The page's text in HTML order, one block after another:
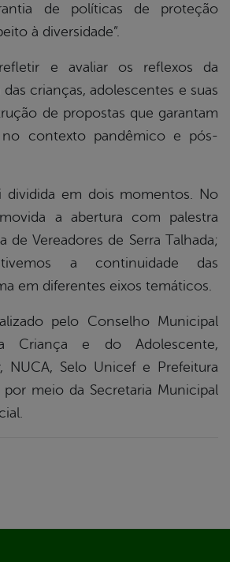
de políticas de proteção
à diversidade”.
e avaliar os reflexos da
crianças, adolescentes e suas
de propostas que garantam
contexto pandêmico e pós-
dividida em dois momentos. No
a abertura com palestra
de Vereadores de Serra Talhada;
a continuidade das
em diferentes eixos temáticos.
pelo Conselho Municipal
Criança e do Adolescente,
NUCA, Selo Unicef e Prefeitura
por meio da Secretaria Municipal